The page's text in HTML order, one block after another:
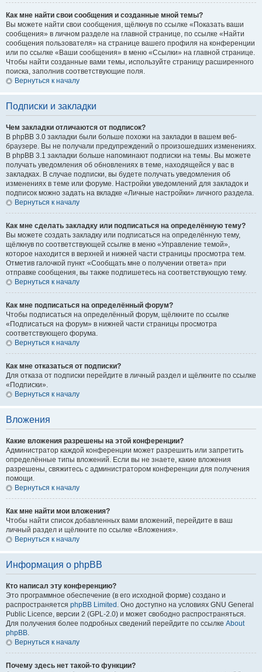
Как мне найти свои сообщения и созданные мной темы?
Вы можете найти свои сообщения, щёлкнув по ссылке «Показать ваши
сообщения» в личном разделе на главной странице, по ссылке «Найти
сообщения пользователя» на странице вашего профиля на конференции
или по ссылке «Ваши сообщения» в меню «Ссылки» на главной странице.
Чтобы найти созданные вами темы, используйте страницу расширенного
поиска, заполнив соответствующие поля.
Вернуться к началу
Подписки и закладки
Чем закладки отличаются от подписок?
В phpBB 3.0 закладки были больше похожи на закладки в вашем веб-
браузере. Вы не получали предупреждений о произошедших изменениях.
В phpBB 3.1 закладки больше напоминают подписки на темы. Вы можете
получать уведомления об обновлениях в теме, находящейся у вас в
закладках. В случае подписки, вы будете получать уведомления об
изменениях в теме или форуме. Настройки уведомлений для закладок и
подписок можно задать на вкладке «Личные настройки» личного раздела.
Вернуться к началу
Как мне сделать закладку или подписаться на определённую тему?
Вы можете создать закладку или подписаться на определённую тему,
щёлкнув по соответствующей ссылке в меню «Управление темой»,
которое находится в верхней и нижней части страницы просмотра тем.
Отметив галочкой пункт «Сообщать мне о получении ответа» при
отправке сообщения, вы также подпишетесь на соответствующую тему.
Вернуться к началу
Как мне подписаться на определённый форум?
Чтобы подписаться на определённый форум, щёлкните по ссылке
«Подписаться на форум» в нижней части страницы просмотра
соответствующего форума.
Вернуться к началу
Как мне отказаться от подписки?
Для отказа от подписки перейдите в личный раздел и щёлкните по ссылке
«Подписки».
Вернуться к началу
Вложения
Какие вложения разрешены на этой конференции?
Администратор каждой конференции может разрешить или запретить
определённые типы вложений. Если вы не знаете, какие вложения
разрешены, свяжитесь с администратором конференции для получения
помощи.
Вернуться к началу
Как мне найти мои вложения?
Чтобы найти список добавленных вами вложений, перейдите в ваш
личный раздел и щёлкните по ссылке «Вложения».
Вернуться к началу
Информация о phpBB
Кто написал эту конференцию?
Это программное обеспечение (в его исходной форме) создано и
распространяется phpBB Limited . Оно доступно на условиях GNU General
Public Licence, версии 2 (GPL-2.0) и может свободно распространяться.
Для получения более подробных сведений перейдите по ссылке About
phpBB.
Вернуться к началу
Почему здесь нет такой-то функции?